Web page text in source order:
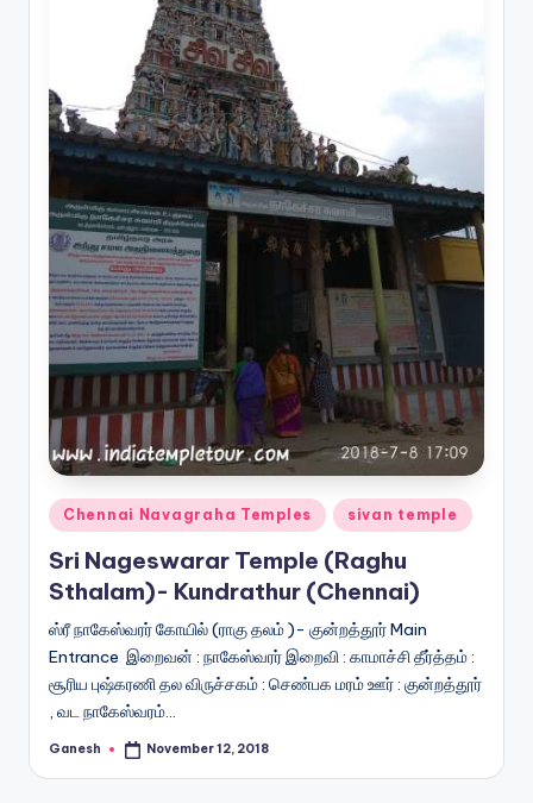
Posted
in
Chennai Navagraha Temples sivan temple
Sri Nageswarar Temple (Raghu
Sthalam)- Kundrathur (Chennai)
ஸ்ரீ நாகேஸ்வரர் கோயில் (ராகு தலம் )- குன்றத்தூர் Main
Entrance இறைவன் : நாகேஸ்வரர் இறைவி : காமாச்சி தீர்த்தம் :
சூரிய புஷ்கரணி தல விருச்சகம் : செண்பக மரம் ஊர் : குன்றத்தூர்
, வட நாகேஸ்வரம்…
Posted
Ganesh November 12, 2018